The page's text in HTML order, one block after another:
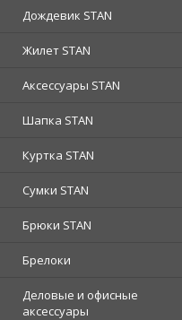
Дождевик STAN
Жилет STAN
Аксессуары STAN
Шапка STAN
Куртка STAN
Сумки STAN
Брюки STAN
Брелоки
Деловые и офисные
аксессуары